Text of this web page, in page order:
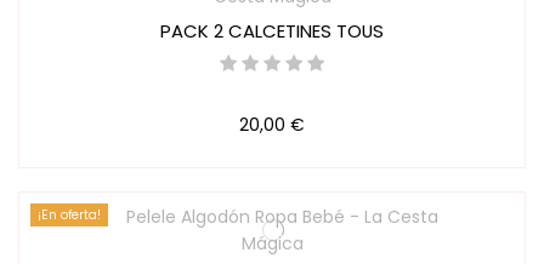
PACK 2 CALCETINES TOUS
20,00 €
¡En oferta!